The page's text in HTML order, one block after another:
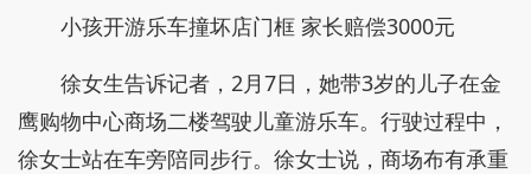
小孩开游乐车撞坏店门框 家长赔偿3000元
徐女生告诉记者，2月7日，她带3岁的儿子在金
鹰购物中心商场二楼驾驶儿童游乐车。行驶过程中，
徐女士站在车旁陪同步行。徐女士说，商场布有承重